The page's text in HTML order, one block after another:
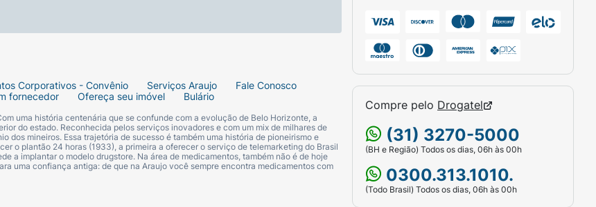
Corporativos - Convênio Serviços Araujo
Fale Conosco
fornecedor Ofereça seu imóvel Bulário
uma história centenária que se confunde com a evolução de Belo Horizonte, a
do estado. Reconhecida pelos serviços inovadores e com um mix de milhares de
dos mineiros. Essa trajetória de sucesso é também uma história de pioneirismo e
o plantão 24 horas (1933), a primeira a oferecer o serviço de telemarketing do Brasil
a implantar o modelo drugstore. Na área de medicamentos, também não é de hoje
uma confiança antiga: de que na Araujo você sempre encontra medicamentos com
Compre pelo Drogatel
(31) 3270-5000
(BH e Região) Todos os dias, 06h às 00h
0300.313.1010.
(Todo Brasil) Todos os dias, 06h às 00h